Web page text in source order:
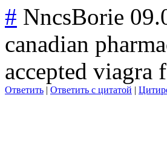
# NncsBorie
canadian
accepted viagra
Ответить | Ответить с цитатой |